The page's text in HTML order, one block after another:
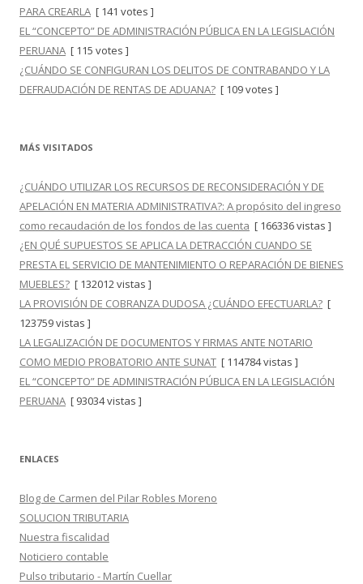
PARA CREARLA [ 141 votes ]
EL “CONCEPTO” DE ADMINISTRACIÓN PÚBLICA EN LA LEGISLACIÓN
PERUANA [ 115 votes ]
¿CUÁNDO SE CONFIGURAN LOS DELITOS DE CONTRABANDO Y LA
DEFRAUDACIÓN DE RENTAS DE ADUANA? [ 109 votes ]
MÁS VISITADOS
¿CUÁNDO UTILIZAR LOS RECURSOS DE RECONSIDERACIÓN Y DE
APELACIÓN EN MATERIA ADMINISTRATIVA?: A propósito del ingreso
como recaudación de los fondos de las cuenta [ 166336 vistas ]
¿EN QUÉ SUPUESTOS SE APLICA LA DETRACCIÓN CUANDO SE
PRESTA EL SERVICIO DE MANTENIMIENTO O REPARACIÓN DE BIENES
MUEBLES? [ 132012 vistas ]
LA PROVISIÓN DE COBRANZA DUDOSA ¿CUÁNDO EFECTUARLA? [
123759 vistas ]
LA LEGALIZACIÓN DE DOCUMENTOS Y FIRMAS ANTE NOTARIO
COMO MEDIO PROBATORIO ANTE SUNAT [ 114784 vistas ]
EL “CONCEPTO” DE ADMINISTRACIÓN PÚBLICA EN LA LEGISLACIÓN
PERUANA [ 93034 vistas ]
ENLACES
Blog de Carmen del Pilar Robles Moreno
SOLUCION TRIBUTARIA
Nuestra fiscalidad
Noticiero contable
Pulso tributario - Martín Cuellar